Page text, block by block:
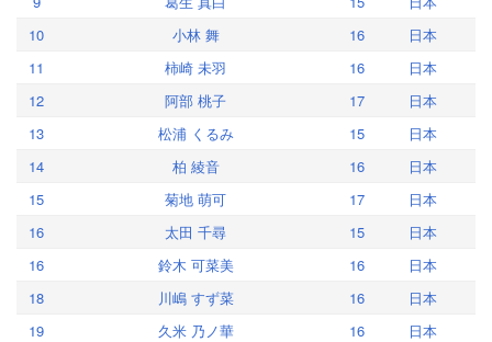
10
小林 舞 16
日本
11
柿崎 未羽 16
日本
12
阿部 桃子 17
日本
13
松浦 くるみ 15
日本
14
柏 綾音 16
日本
15
菊地 萌可 17
日本
16
太田 千尋 15
日本
16
鈴木 可菜美 16
日本
18
川嶋 すず菜 16
日本
19
久米 乃ノ華 16
日本